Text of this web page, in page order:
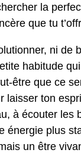
la
que tu
ni
habitude
être que ce
laisser ton
à écouter
énergie plus
un être